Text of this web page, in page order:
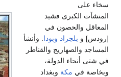
سخاء على
المنشآت الكبرى فشيد
المعاقل والحصون في
[رودس] و بلجراد وبودا. وأنشأ
المساجد والصهاريج والقناطر
في شتى أنحاء الدولة،
وبخاصة في مكة وبغداد